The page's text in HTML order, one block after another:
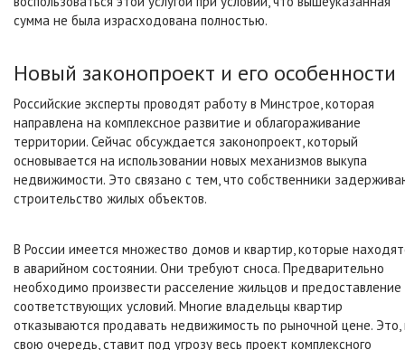
сумма не была израсходована полностью.
Новый законопроект и его особенности
Российские эксперты проводят работу в Минстрое, которая
направлена на комплексное развитие и облагораживание
территории. Сейчас обсуждается законопроект, который
основывается на использовании новых механизмов выкупа
недвижимости. Это связано с тем, что собственники
строительство жилых объектов.
В России имеется множество домов и квартир, которые
в аварийном состоянии. Они требуют сноса. Предварительно
необходимо произвести расселение жильцов и
соответствующих условий. Многие владельцы квартир
отказываются продавать недвижимость по рыночной цене. Это,
свою очередь, ставит под угрозу весь проект комплексного